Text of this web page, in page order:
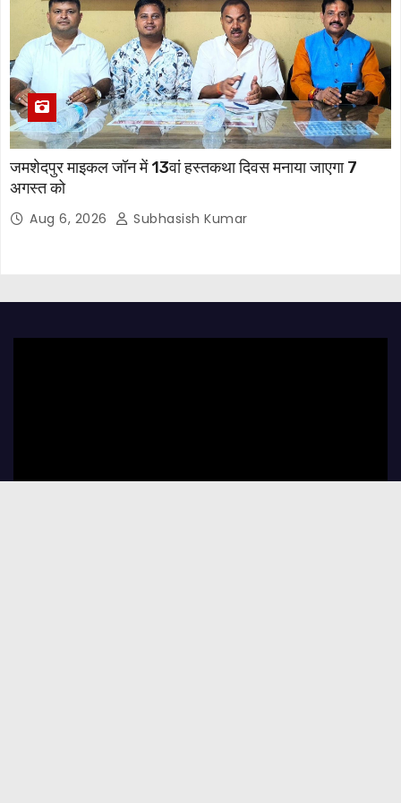
जमशेदपुर माइकल जॉन में 13वां हस्तकथा दिवस मनाया जाएगा 7
अगस्त को
Aug 6, 2026 Subhasish Kumar